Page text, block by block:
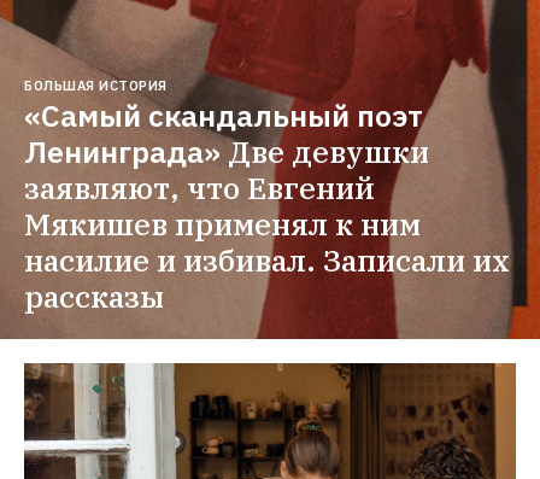
БОЛЬШАЯ ИСТОРИЯ
«Самый скандальный поэт
Ленинграда»Две девушки
заявляют, что Евгений
Мякишев применял к ним
насилие и избивал. Записали их
рассказы